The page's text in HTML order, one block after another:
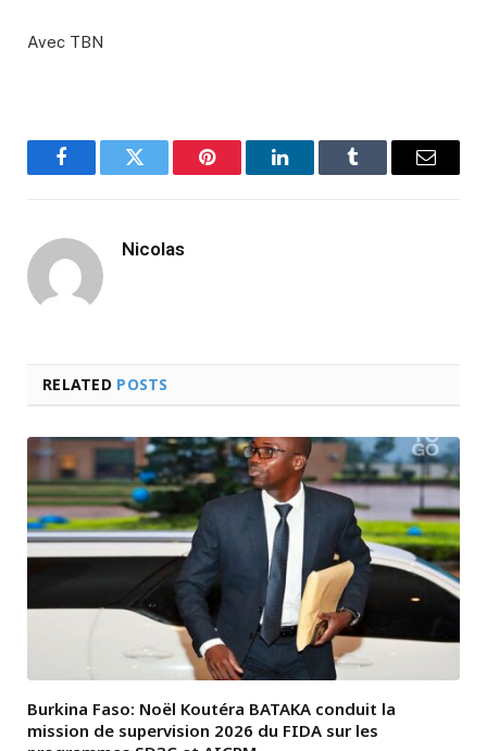
Avec TBN
FacebookTwitter Pinterest LinkedInTumblr Email
Nicolas
RELATED POSTS
Burkina Faso: Noël Koutéra BATAKA conduit la
mission de supervision 2026 du FIDA sur les